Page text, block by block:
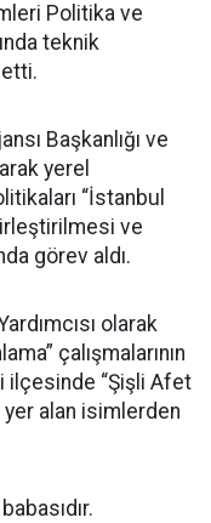
Politika ve
teknik
Başkanlığı ve
yerel
“İstanbul
ve
görev aldı.
olarak
çalışmalarının
ilçesinde “Şişli Afet
yer alan isimlerden